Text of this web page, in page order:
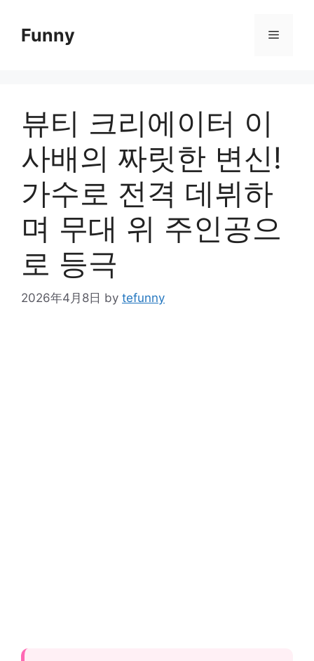
contentFunny Menu
뷰티 크리에이터 이
사배의 짜릿한 변신!
가수로 전격 데뷔하
며 무대 위 주인공으
로 등극
2026年4月8日 by tefunny